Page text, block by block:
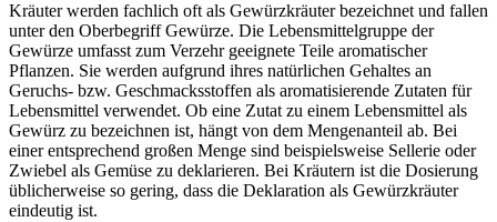
Kräuter werden fachlich oft als Gewürzkräuter bezeichnet und fallen
unter den Oberbegriff Gewürze. Die Lebensmittelgruppe der
Gewürze umfasst zum Verzehr geeignete Teile aromatischer
Pflanzen. Sie werden aufgrund ihres natürlichen Gehaltes an
Geruchs- bzw. Geschmacksstoffen als aromatisierende Zutaten für
Lebensmittel verwendet. Ob eine Zutat zu einem Lebensmittel als
Gewürz zu bezeichnen ist, hängt von dem Mengenanteil ab. Bei
einer entsprechend großen Menge sind beispielsweise Sellerie oder
Zwiebel als Gemüse zu deklarieren. Bei Kräutern ist die Dosierung
üblicherweise so gering, dass die Deklaration als Gewürzkräuter
eindeutig ist.